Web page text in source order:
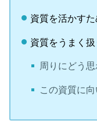
資質を活かす
資質をうまく
周りにどう
この資質に